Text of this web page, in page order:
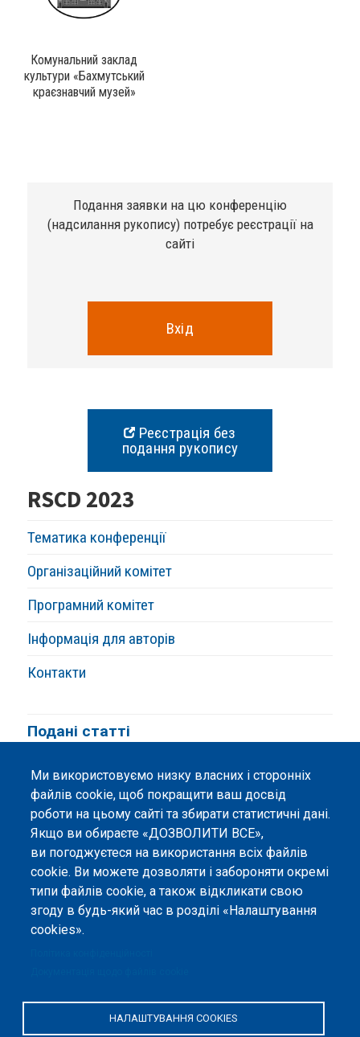
Комунальний заклад
культури «Бахмутський
краєзнавчий музей»
Подання заявки на цю конференцію
(надсилання рукопису) потребує реєстрації на
сайті
Вхід
Реєстрація без
подання рукопису
RSCD 2023
Тематика конференції
Організаційний комітет
Програмний комітет
Інформація для авторів
Контакти
Подані статті
Ми використовуємо низку власних і сторонніх
файлів cookie, щоб покращити ваш досвід
роботи на цьому сайті та збирати статистичні дані.
Якщо ви обираєте «ДОЗВОЛИТИ ВСЕ»,
ви погоджуєтеся на використання всіх файлів
cookie. Ви можете дозволяти і забороняти окремі
типи файлів cookie, а також відкликати свою
згоду в будь-який час в розділі «Налаштування
cookies».
НАЛАШТУВАННЯ COOKIES
Peers International , платформа відкритого
рецензування, 2023-2026. |Налаштування файлів
cookie.
Вміст сайту опубліковано на умовах ліцензії «
була розроблена та підтримується